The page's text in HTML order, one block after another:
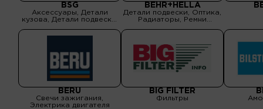
BSG
Аксессуары, Детали
кузова, Детали подвески,
Поршневая группа,
Прокладки двигателя,
Ремни приводные, ремни
ГРМ, Свечи зажигания,
Сцепления, Фильтры,
ШРУСы, привода
BEHR+HELLA
Детали подвески, Оптика,
Радиаторы, Ремни
BERU
Свечи зажигания,
Электрика двигателя
BIG FILTER
Фильтры